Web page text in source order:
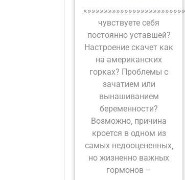
чувствуете себя
постоянно уставшей?
Настроение скачет как
на американских
горках? Проблемы с
зачатием или
вынашиванием
беременности?
Возможно‚ причина
кроется в одном из
самых недооцененных‚
но жизненно важных
гормонов –